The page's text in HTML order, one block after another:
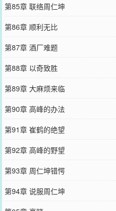
第85章 联络周仁坤
第86章 顺利无比
第87章 酒厂难题
第88章 以奇致胜
第89章 大麻烦来临
第90章 高峰的办法
第91章 崔鹤的绝望
第92章 高峰的野望
第93章 周仁坤错愕
第94章 说服周仁坤